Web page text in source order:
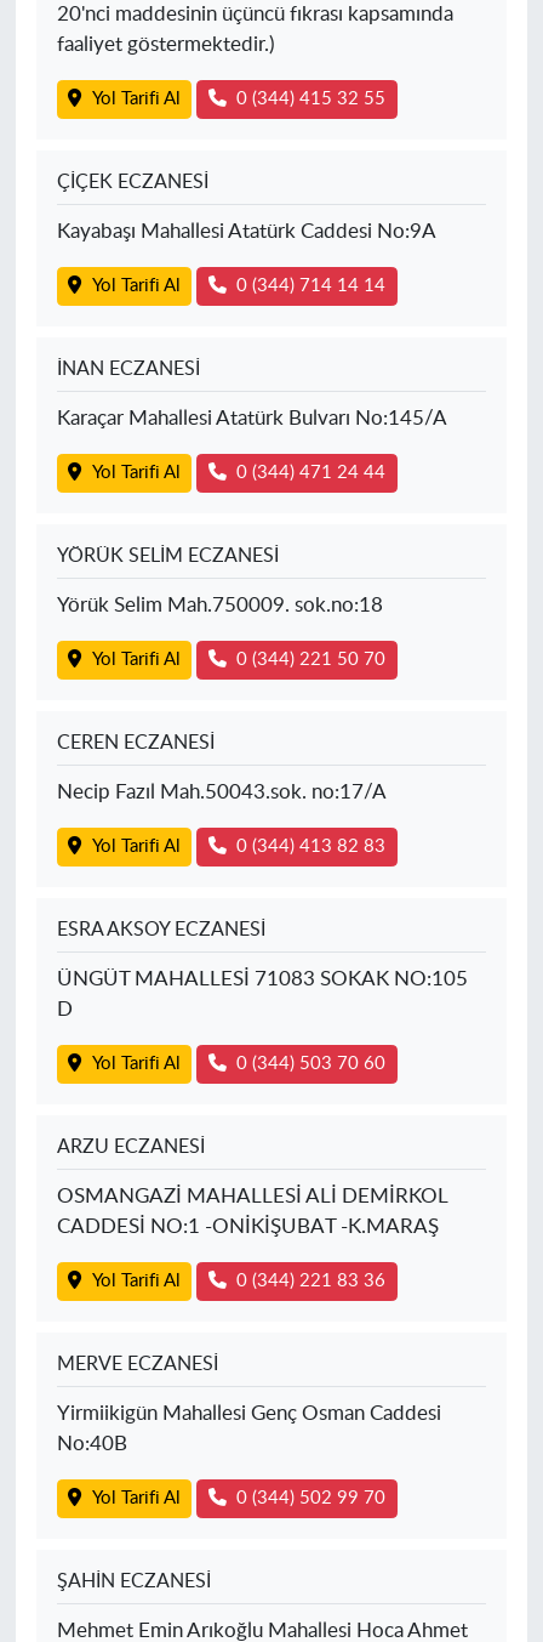
20'nci maddesinin üçüncü fıkrası kapsamında
faaliyet göstermektedir.)
Yol Tarifi Al 0 (344) 415 32 55
ÇİÇEK ECZANESİ
Kayabaşı Mahallesi Atatürk Caddesi No:9A
Yol Tarifi Al 0 (344) 714 14 14
İNAN ECZANESİ
Karaçar Mahallesi Atatürk Bulvarı No:145/A
Yol Tarifi Al 0 (344) 471 24 44
YÖRÜK SELİM ECZANESİ
Yörük Selim Mah.750009. sok.no:18
Yol Tarifi Al 0 (344) 221 50 70
CEREN ECZANESİ
Necip Fazıl Mah.50043.sok. no:17/A
Yol Tarifi Al 0 (344) 413 82 83
ESRA AKSOY ECZANESİ
ÜNGÜT MAHALLESİ 71083 SOKAK NO:105
D
Yol Tarifi Al 0 (344) 503 70 60
ARZU ECZANESİ
OSMANGAZİ MAHALLESİ ALİ DEMİRKOL
CADDESİ NO:1 -ONİKİŞUBAT -K.MARAŞ
Yol Tarifi Al 0 (344) 221 83 36
MERVE ECZANESİ
Yirmiikigün Mahallesi Genç Osman Caddesi
No:40B
Yol Tarifi Al 0 (344) 502 99 70
ŞAHİN ECZANESİ
Mehmet Emin Arıkoğlu Mahallesi Hoca Ahmet